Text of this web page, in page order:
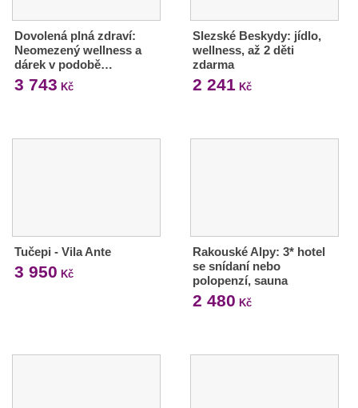
Dovolená plná zdraví:
Neomezený wellness a
dárek v podobě…
3 743 Kč
Slezské Beskydy: jídlo,
wellness, až 2 děti
zdarma
2 241 Kč
Tučepi - Vila Ante
3 950 Kč
Rakouské Alpy: 3* hotel
se snídaní nebo
polopenzí, sauna
2 480 Kč